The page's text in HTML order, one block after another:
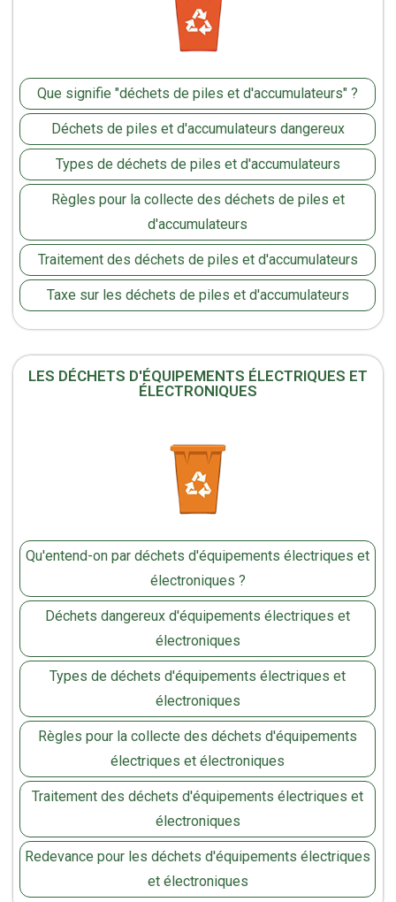
Que signifie "déchets de piles et d'accumulateurs" ?
Déchets de piles et d'accumulateurs dangereux
Types de déchets de piles et d'accumulateurs
Règles pour la collecte des déchets de piles et
d'accumulateurs
Traitement des déchets de piles et d'accumulateurs
Taxe sur les déchets de piles et d'accumulateurs
LES DÉCHETS D'ÉQUIPEMENTS ÉLECTRIQUES ET
ÉLECTRONIQUES
Qu'entend-on par déchets d'équipements électriques et
électroniques ?
Déchets dangereux d'équipements électriques et
électroniques
Types de déchets d'équipements électriques et
électroniques
Règles pour la collecte des déchets d'équipements
électriques et électroniques
Traitement des déchets d'équipements électriques et
électroniques
Redevance pour les déchets d'équipements électriques
et électroniques